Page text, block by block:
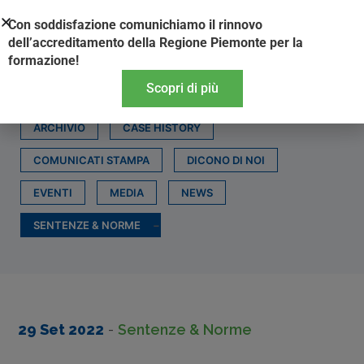
al
contenuto
ARCHIVIO CASE HISTORY
COMUNICATI STAMPA DICONO DI NOI
EVENTI MEDIA NEWS
SENTENZE & NORME
29 Set 2022 - Sentenze & Norme
Con soddisfazione comunichiamo il rinnovo
dell’accreditamento della Regione Piemonte per la
formazione!
Scopri di più